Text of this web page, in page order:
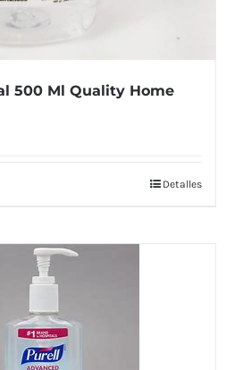
500 Ml Quality Home
Detalles